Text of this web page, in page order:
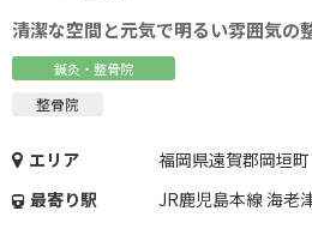
清潔な空間と元気で明るい雰囲気の
鍼灸・整骨院
整骨院
エリア
福岡県遠賀郡岡垣町
最寄り駅
JR鹿児島本線 海老